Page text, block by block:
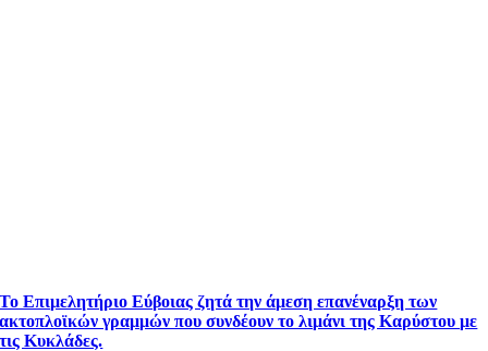
Το Επιμελητήριο Εύβοιας ζητά την άμεση επανέναρξη των
ακτοπλοϊκών γραμμών που συνδέουν το λιμάνι της Καρύστου με
τις Κυκλάδες.